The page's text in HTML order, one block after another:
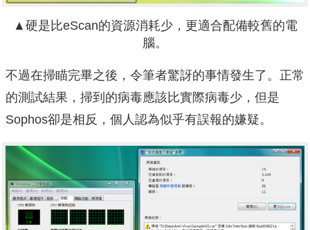
▲硬是比eScan的資源消耗少，更適合配備較舊的電
腦。
不過在掃瞄完畢之後，令筆者驚訝的事情發生了。正常
的測試結果，掃到的病毒應該比實際病毒少，但是
Sophos卻是相反，個人認為似乎有誤報的嫌疑。